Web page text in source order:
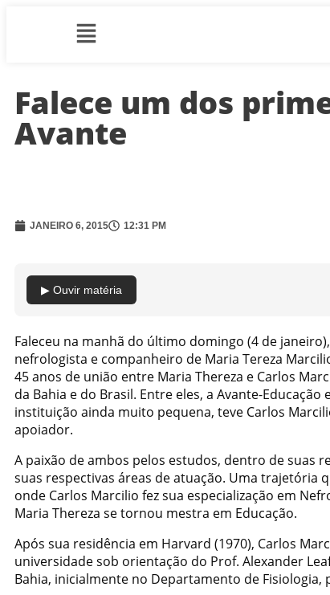
Falece um dos
Avante
JANEIRO 6, 2015 12:31 PM
▶ Ouvir matéria
Faleceu na manhã do último domingo (4 de
nefrologista e companheiro de Maria Tereza
45 anos de união entre Maria Thereza e Carlos
da Bahia e do Brasil. Entre eles, a Avante-
instituição ainda muito pequena, teve Carlos
apoiador.
A paixão de ambos pelos estudos, dentro de suas
suas respectivas áreas de atuação. Uma trajetória
onde Carlos Marcilio fez sua especialização em
Maria Thereza se tornou mestra em Educação.
Após sua residência em Harvard (1970), Carlos
universidade sob orientação do Prof. Alexander
Bahia, inicialmente no Departamento de